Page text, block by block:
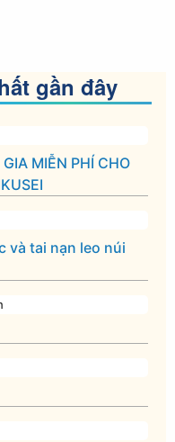
gần đây
MIỄN PHÍ CHO
và tai nạn leo núi